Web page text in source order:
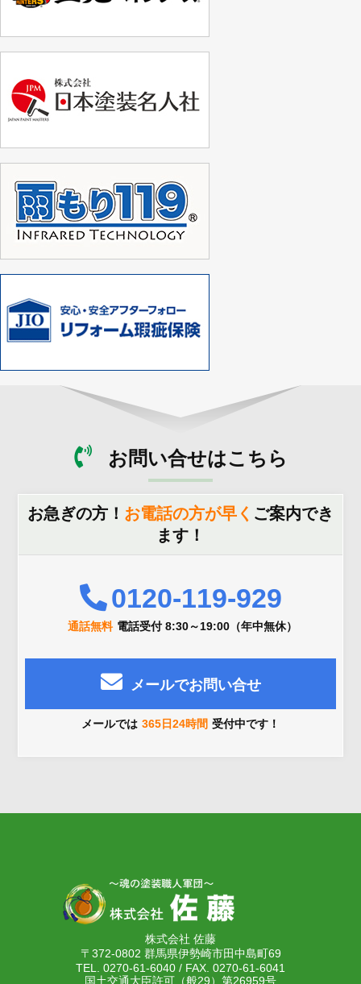
お問い合せはこちら
お急ぎの方！ お電話の方が早く ご案内でき
ます！
0120-119-929
通話無料 電話受付 8:30～19:00（年中無休）
メールでお問い合せ
メールでは 365日24時間 受付中です！
株式会社 佐藤
〒372-0802 群馬県伊勢崎市田中島町69
TEL. 0270-61-6040 / FAX. 0270-61-6041
国土交通大臣許可（般29）第26959号